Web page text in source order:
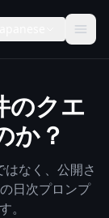
のクエ
か？
なく、公開さ
日次プロンプ
。